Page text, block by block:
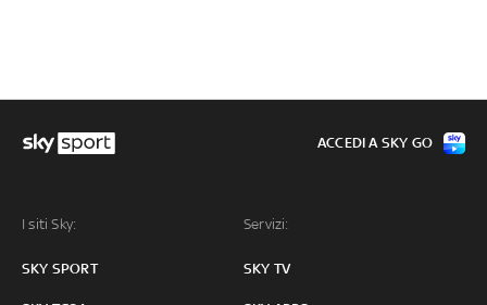
I siti Sky:
SKY SPORT
Servizi:
SKY TV
ACCEDI A SKY GO